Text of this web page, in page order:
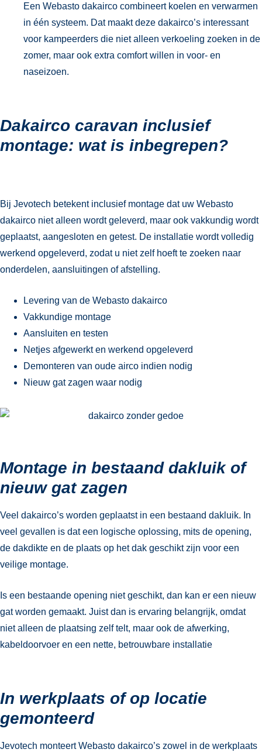
Een Webasto dakairco combineert koelen en verwarmen
in één systeem. Dat maakt deze dakairco’s interessant
voor kampeerders die niet alleen verkoeling zoeken in de
zomer, maar ook extra comfort willen in voor- en
naseizoen.
Dakairco caravan inclusief
montage: wat is inbegrepen?
Bij Jevotech betekent inclusief montage dat uw Webasto
dakairco niet alleen wordt geleverd, maar ook vakkundig wordt
geplaatst, aangesloten en getest. De installatie wordt volledig
werkend opgeleverd, zodat u niet zelf hoeft te zoeken naar
onderdelen, aansluitingen of afstelling.
Levering van de Webasto dakairco
Vakkundige montage
Aansluiten en testen
Netjes afgewerkt en werkend opgeleverd
Demonteren van oude airco indien nodig
Nieuw gat zagen waar nodig
Montage in bestaand dakluik of
nieuw gat zagen
Veel dakairco’s worden geplaatst in een bestaand dakluik. In
veel gevallen is dat een logische oplossing, mits de opening,
de dakdikte en de plaats op het dak geschikt zijn voor een
veilige montage.
Is een bestaande opening niet geschikt, dan kan er een nieuw
gat worden gemaakt. Juist dan is ervaring belangrijk, omdat
niet alleen de plaatsing zelf telt, maar ook de afwerking,
kabeldoorvoer en een nette, betrouwbare installatie
In werkplaats of op locatie
gemonteerd
Jevotech monteert Webasto dakairco’s zowel in de werkplaats